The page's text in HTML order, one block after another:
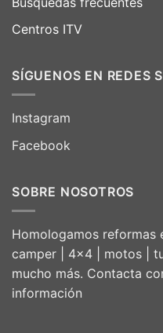
Centros ITV
SÍGUENOS EN REDES
Instagram
Facebook
SOBRE NOSOTROS
Homologamos reformas
camper | 4×4 | motos |
mucho más. Contacta
información